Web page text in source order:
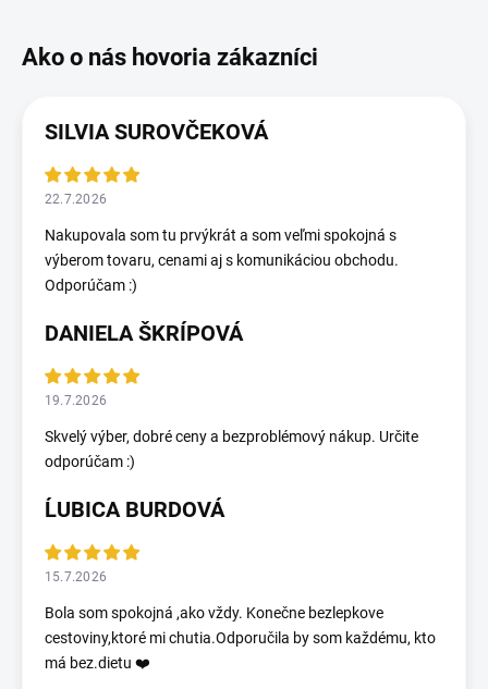
SILVIA SUROVČEKOVÁ
22.7.2026
Nakupovala som tu prvýkrát a som veľmi spokojná s
výberom tovaru, cenami aj s komunikáciou obchodu.
Odporúčam :)
DANIELA ŠKRÍPOVÁ
19.7.2026
Skvelý výber, dobré ceny a bezproblémový nákup. Určite
odporúčam :)
ĹUBICA BURDOVÁ
15.7.2026
Bola som spokojná ,ako vždy. Konečne bezlepkove
cestoviny,ktoré mi chutia.Odporučila by som každému, kto
má bez.dietu ❤️